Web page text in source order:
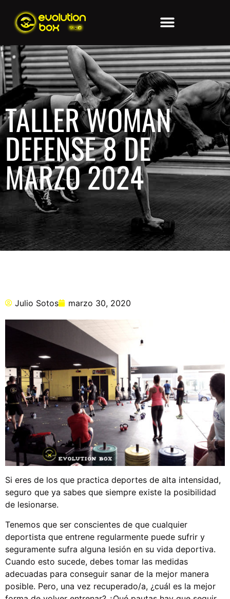
TALLER WOMAN
DEFENSE 8 DE
MARZO 2024
Julio Sotos marzo 30, 2020
Si eres de los que practica deportes de alta intensidad,
seguro que ya sabes que siempre existe la posibilidad
de lesionarse.
Tenemos que ser conscientes de que cualquier
deportista que entrene regularmente puede sufrir y
seguramente sufra alguna lesión en su vida deportiva.
Cuando esto sucede, debes tomar las medidas
adecuadas para conseguir sanar de la mejor manera
posible. Pero, una vez recuperado/a, ¿cuál es la mejor